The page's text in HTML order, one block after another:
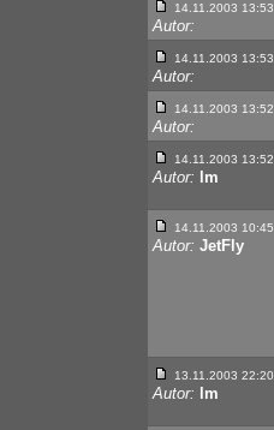
14.11.2003 13:53
Autor:
14.11.2003 13:53
Autor:
14.11.2003 13:52
Autor:
14.11.2003 13:52
Autor: lm
14.11.2003 10:45
Autor: JetFly
13.11.2003 22:20
Autor: lm